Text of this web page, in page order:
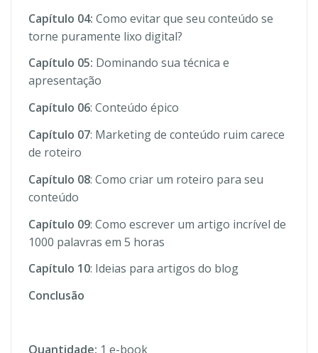
Capítulo 04: Como evitar que seu conteúdo se
torne puramente lixo digital?
Capítulo 05: Dominando sua técnica e
apresentação
Capítulo 06: Conteúdo épico
Capítulo 07: Marketing de conteúdo ruim carece
de roteiro
Capítulo 08: Como criar um roteiro para seu
conteúdo
Capítulo 09: Como escrever um artigo incrível de
1000 palavras em 5 horas
Capítulo 10: Ideias para artigos do blog
Conclusão
Quantidade: 1 e-book